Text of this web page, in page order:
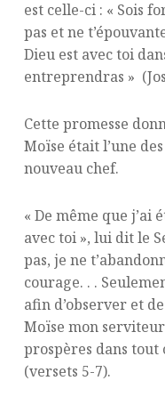
est celle-ci : « Sois
pas et ne
Dieu est avec toi
entreprendras »
Cette promesse
Moïse était l’une
nouveau chef.
« De même que j’ai
avec toi », lui dit le
pas, je ne
courage. . .
afin d’observer et
Moïse mon
prospères dans
(versets 5-7).